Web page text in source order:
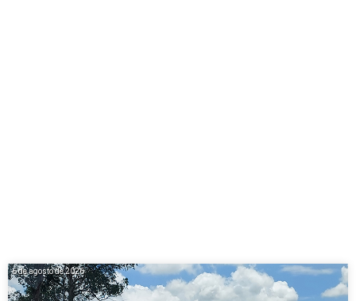
6 de agosto de 2026